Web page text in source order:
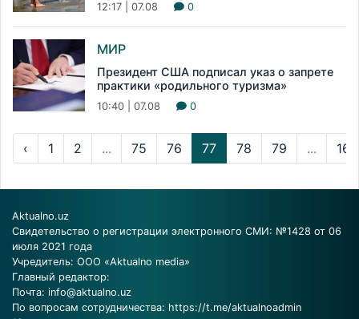
12:17 | 07.08 0
МИР
Президент США подписал указ о запрете
практики «родильного туризма»
10:40 | 07.08 0
‹ 1 2 ... 75 76 77 78 79 ... 166
Aktualno.uz
Свидетельство о регистрации электронного СМИ: №1428 от 06
июля 2021 года
Учредитель: ООО «Aktualno media»
Главный редактор:
Почта: info@aktualno.uz
По вопросам сотрудничества: https://t.me/aktualnoadmin